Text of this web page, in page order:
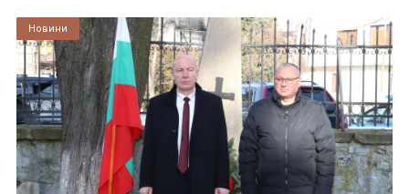
Култура
Новини